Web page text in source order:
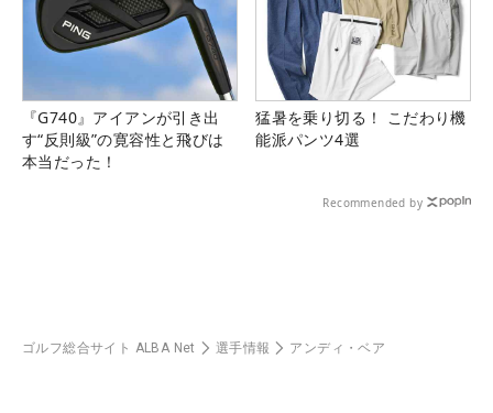
『G740』アイアンが引き出
す“反則級”の寛容性と飛びは
本当だった！
猛暑を乗り切る！ こだわり機
能派パンツ4選
Recommended by
ゴルフ総合サイト ALBA Net 選手情報 アンディ・ベア